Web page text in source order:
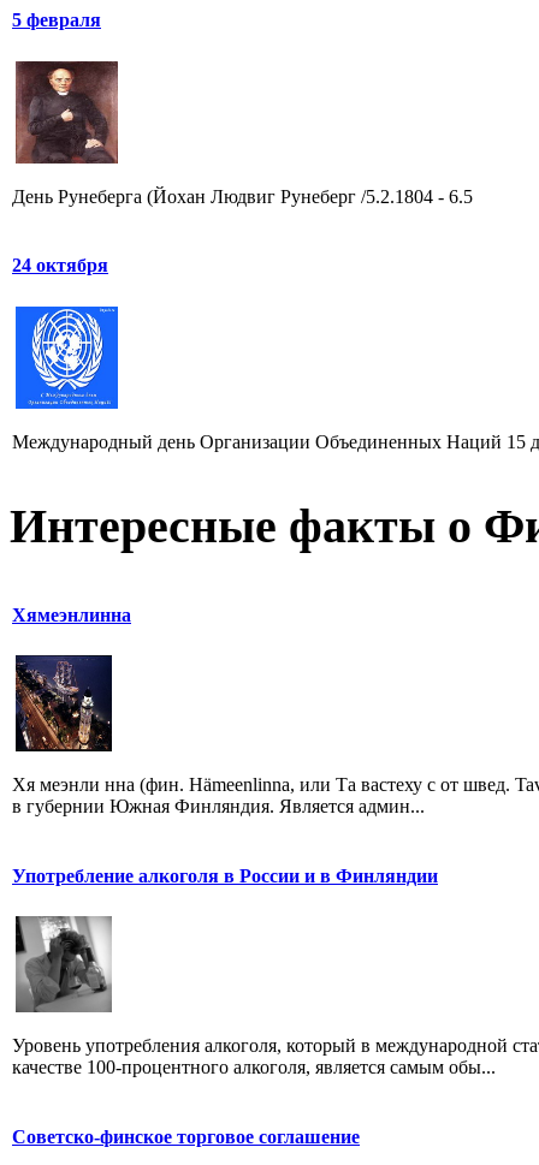
5 февраля
День Рунеберга (Йохан Людвиг Рунеберг /5.2.1804 - 6.5
24 октября
Международный день Организации Объединенных Наций 15
Интересные факты о
Хямеэнлинна
Хя меэнли нна (фин. Hämeenlinna, или Та вастеху с от швед.
в губернии Южная Финляндия. Является админ...
Употребление алкоголя в России и в Финляндии
Уровень употребления алкоголя, который в международной
качестве 100-процентного алкоголя, является самым обы...
Советско-финское торговое соглашение